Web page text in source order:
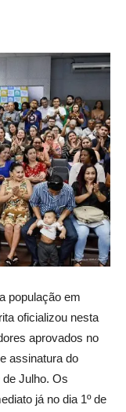
população em
oficializou nesta
aprovados no
assinatura do
Julho. Os
já no dia 1º de